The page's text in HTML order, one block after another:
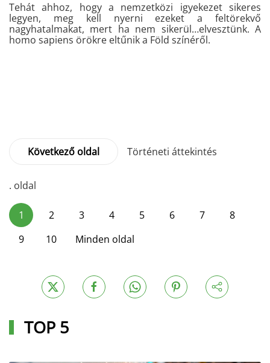
Tehát ahhoz, hogy a nemzetközi igyekezet sikeres
legyen, meg kell nyerni ezeket a feltörekvő
nagyhatalmakat, mert ha nem sikerül…elvesztünk. A
homo sapiens örökre eltűnik a Föld színéről.
Következő oldal Történeti áttekintés
. oldal
1 2 3 4 5 6 7
8
9
10 Minden oldal
TOP 5